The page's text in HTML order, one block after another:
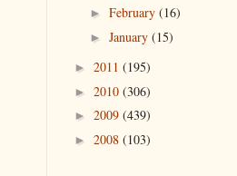
► February (16)
► January (15)
► 2011 (195)
► 2010 (306)
► 2009 (439)
► 2008 (103)